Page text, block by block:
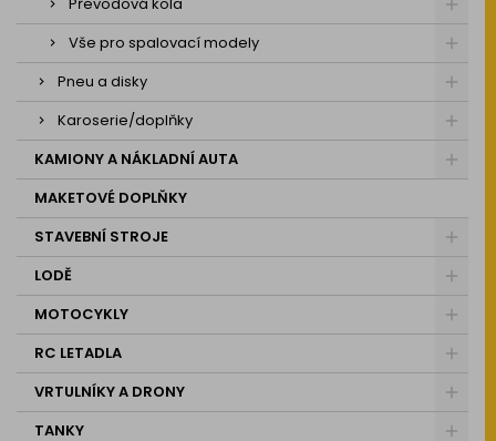
Vše pro spalovací modely
Pneu a disky
Karoserie/doplňky
KAMIONY A NÁKLADNÍ AUTA
MAKETOVÉ DOPLŇKY
STAVEBNÍ STROJE
LODĚ
MOTOCYKLY
RC LETADLA
VRTULNÍKY A DRONY
TANKY